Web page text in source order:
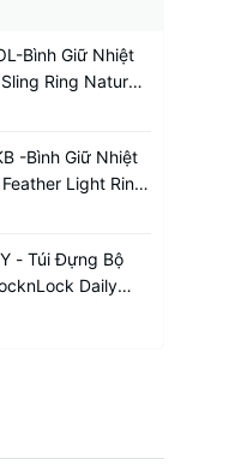
Bình Giữ Nhiệt
Ring Nature
-Bình Giữ Nhiệt
Light Ring
Đen / Xanh
- Túi Đựng Bộ
Daily
Xám